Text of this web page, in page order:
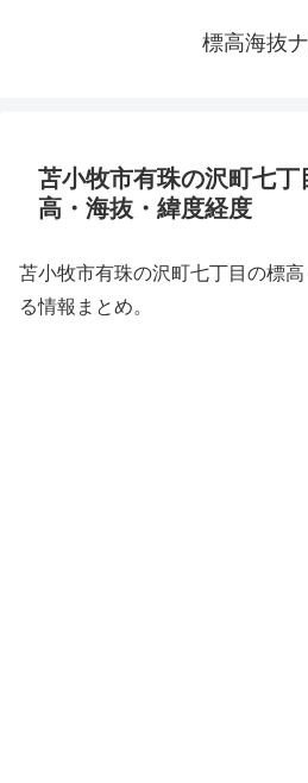
標高海抜
苫小牧市有珠の沢町七
高・海抜・緯度経度
苫小牧市有珠の沢町七丁目の標
る情報まとめ。